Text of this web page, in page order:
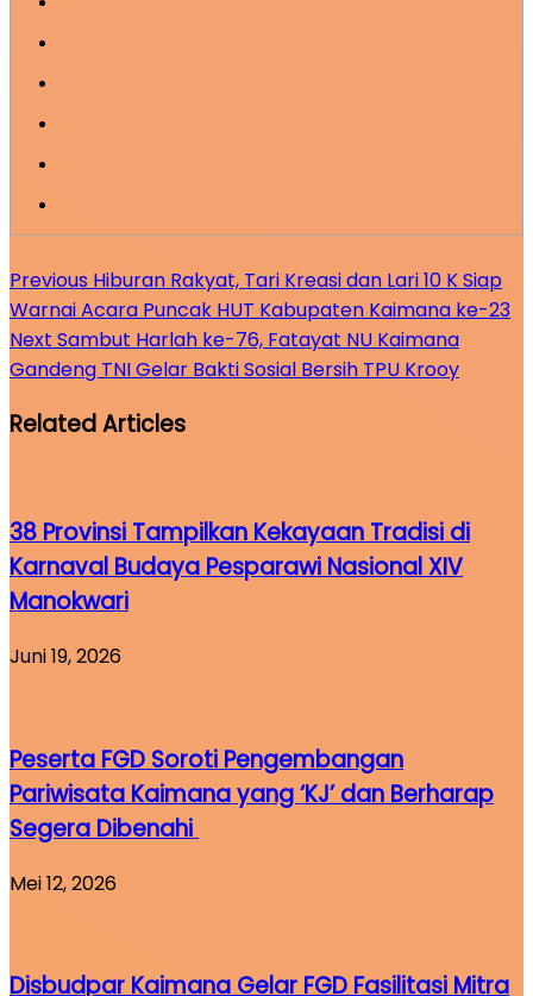
Previous Hiburan Rakyat, Tari Kreasi dan Lari 10 K Siap
Warnai Acara Puncak HUT Kabupaten Kaimana ke-23
Next Sambut Harlah ke-76, Fatayat NU Kaimana
Gandeng TNI Gelar Bakti Sosial Bersih TPU Krooy
Related Articles
38 Provinsi Tampilkan Kekayaan Tradisi di
Karnaval Budaya Pesparawi Nasional XIV
Manokwari
Juni 19, 2026
Peserta FGD Soroti Pengembangan
Pariwisata Kaimana yang ‘KJ’ dan Berharap
Segera Dibenahi
Mei 12, 2026
Disbudpar Kaimana Gelar FGD Fasilitasi Mitra